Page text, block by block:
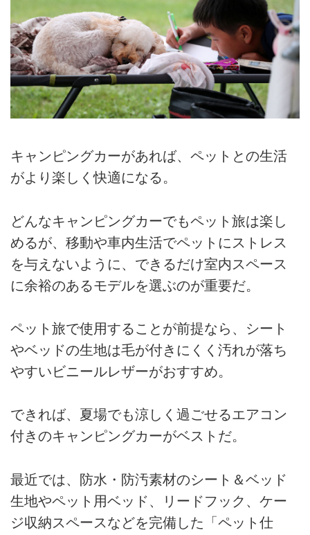
キャンピングカーがあれば、ペットとの生活
がより楽しく快適になる。
どんなキャンピングカーでもペット旅は楽し
めるが、移動や車内生活でペットにストレス
を与えないように、できるだけ室内スペース
に余裕のあるモデルを選ぶのが重要だ。
ペット旅で使用することが前提なら、シート
やベッドの生地は毛が付きにくく汚れが落ち
やすいビニールレザーがおすすめ。
できれば、夏場でも涼しく過ごせるエアコン
付きのキャンピングカーがベストだ。
最近では、防水・防汚素材のシート＆ベッド
生地やペット用ベッド、リードフック、ケー
ジ収納スペースなどを完備した「ペット仕